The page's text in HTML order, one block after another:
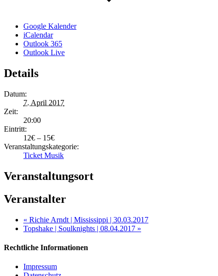
Google Kalender
iCalendar
Outlook 365
Outlook Live
Details
Datum:
7. April 2017
Zeit:
20:00
Eintritt:
12€ – 15€
Veranstaltungskategorie:
Ticket Musik
Veranstaltungsort
Veranstalter
« Richie Arndt | Mississippi | 30.03.2017
Topshake | Soulknights | 08.04.2017 »
Rechtliche Informationen
Impressum